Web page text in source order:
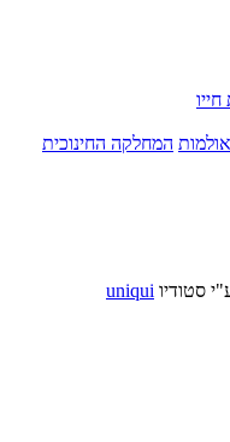
המחלקה החינוכית
סטודיו uniqui